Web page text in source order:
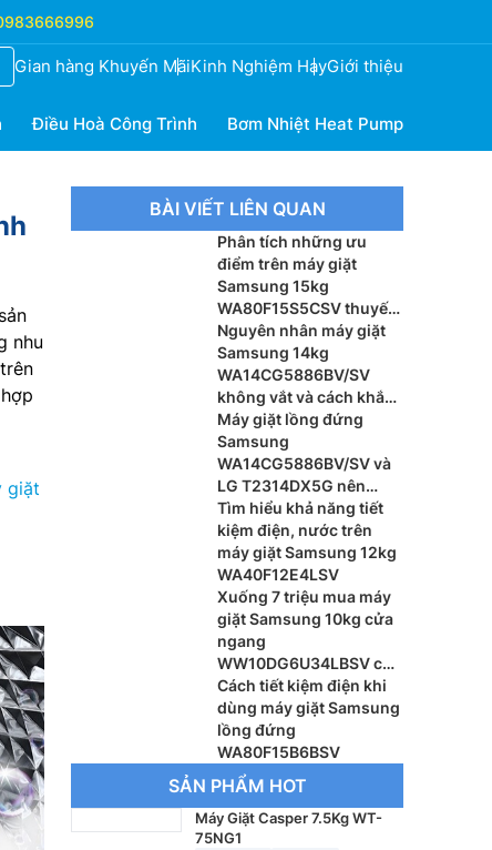
Gian hàng Khuyến MãiKinh Nghiệm HayGiới thiệu
Điều Hoà Công Trình Bơm Nhiệt Heat Pump
nhu
giặt
BÀI VIẾT LIÊN QUAN
Phân tích những ưu
điểm trên máy giặt
Samsung 15kg
WA80F15S5CSV thuyết
phục người mua
Nguyên nhân máy giặt
Samsung 14kg
WA14CG5886BV/SV
không vắt và cách khắc
phục
Máy giặt lồng đứng
Samsung
WA14CG5886BV/SV và
LG T2314DX5G nên
chọn hãng nào?
Tìm hiểu khả năng tiết
kiệm điện, nước trên
máy giặt Samsung 12kg
WA40F12E4LSV
Xuống 7 triệu mua máy
giặt Samsung 10kg cửa
ngang
WW10DG6U34LBSV có
đáng?
Cách tiết kiệm điện khi
dùng máy giặt Samsung
lồng đứng
WA80F15B6BSV
SẢN PHẨM HOT
Máy Giặt Casper 7.5Kg WT-
75NG1